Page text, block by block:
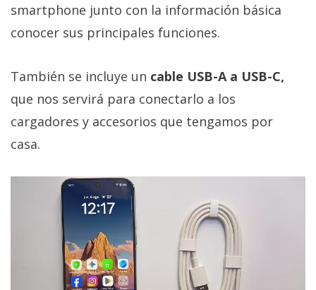
smartphone junto con la información básica
conocer sus principales funciones.
También se incluye un cable USB-A a USB-C,
que nos servirá para conectarlo a los
cargadores y accesorios que tengamos por
casa.